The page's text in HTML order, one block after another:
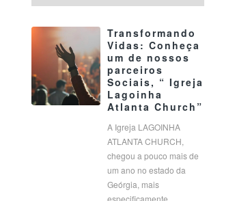
Transformando
Vidas: Conheça
um de nossos
parceiros
Sociais, “ Igreja
Lagoinha
Atlanta Church”
A Igreja LAGOINHA
ATLANTA CHURCH,
chegou a pouco mais de
um ano no estado da
Geórgia, mais
especificamente…